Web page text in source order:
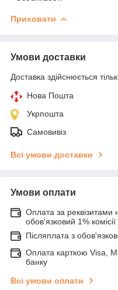
Приховати
Умови доставки
Доставка здійснюється
Нова Пошта
Укрпошта
Самовивіз
Всі умови доставки
Умови оплати
Оплата за реквізитами
обов'язковий 1%
Післяплата з
Оплата карткою Visa,
банку
Всі умови оплати